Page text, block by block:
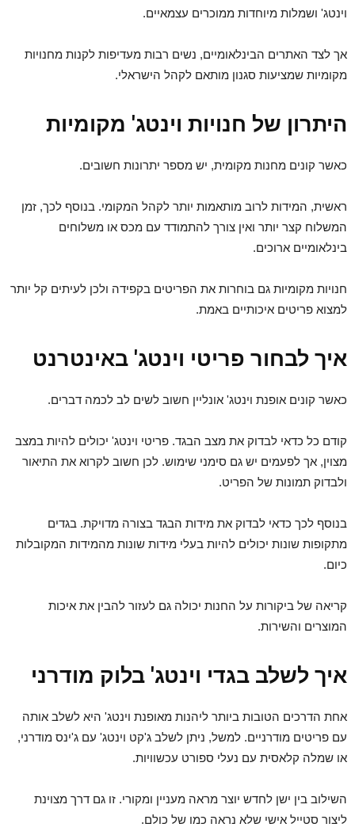
וינטג' ושמלות מיוחדות ממוכרים עצמאיים.
אך לצד האתרים הבינלאומיים, נשים רבות מעדיפות לקנות מחנויות
מקומיות שמציעות סגנון מותאם לקהל הישראלי.
היתרון של חנויות וינטג' מקומיות
כאשר קונים מחנות מקומית, יש מספר יתרונות חשובים.
ראשית, המידות לרוב מותאמות יותר לקהל המקומי. בנוסף לכך, זמן
המשלוח קצר יותר ואין צורך להתמודד עם מכס או משלוחים
בינלאומיים ארוכים.
חנויות מקומיות גם בוחרות את הפריטים בקפידה ולכן לעיתים קל יותר
למצוא פריטים איכותיים באמת.
איך לבחור פריטי וינטג' באינטרנט
כאשר קונים אופנת וינטג' אונליין חשוב לשים לב לכמה דברים.
קודם כל כדאי לבדוק את מצב הבגד. פריטי וינטג' יכולים להיות במצב
מצוין, אך לפעמים יש גם סימני שימוש. לכן חשוב לקרוא את התיאור
ולבדוק תמונות של הפריט.
בנוסף לכך כדאי לבדוק את מידות הבגד בצורה מדויקת. בגדים
מתקופות שונות יכולים להיות בעלי מידות שונות מהמידות המקובלות
כיום.
קריאה של ביקורות על החנות יכולה גם לעזור להבין את איכות
המוצרים והשירות.
איך לשלב בגדי וינטג' בלוק מודרני
אחת הדרכים הטובות ביותר ליהנות מאופנת וינטג' היא לשלב אותה
עם פריטים מודרניים. למשל, ניתן לשלב ג'קט וינטג' עם ג'ינס מודרני,
או שמלה קלאסית עם נעלי ספורט עכשוויות.
השילוב בין ישן לחדש יוצר מראה מעניין ומקורי. זו גם דרך מצוינת
ליצור סטייל אישי שלא נראה כמו של כולם.